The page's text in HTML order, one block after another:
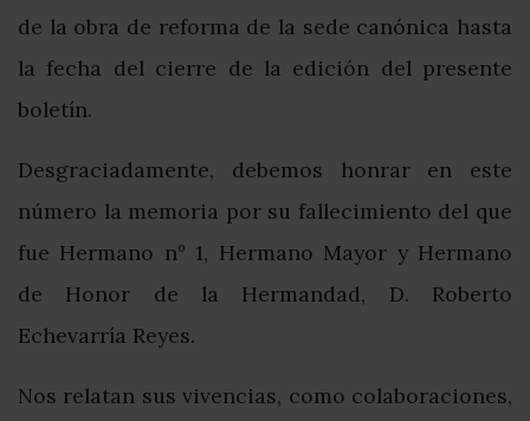
de la obra de reforma de la sede canónica hasta
la fecha del cierre de la edición del presente
boletín.
Desgraciadamente, debemos honrar en este
número la memoria por su fallecimiento del que
fue Hermano nº 1, Hermano Mayor y Hermano
de Honor de la Hermandad, D. Roberto
Echevarría Reyes.
Nos relatan sus vivencias, como colaboraciones,